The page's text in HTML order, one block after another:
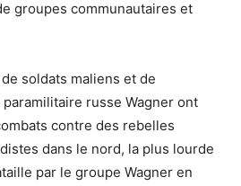
groupes communautaires et
soldats maliens et de
russe Wagner ont
contre des rebelles
dans le nord, la plus lourde
par le groupe Wagner en